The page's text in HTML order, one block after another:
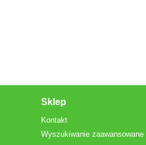
Sklep
Kontakt
Wyszukiwanie zaawansowane